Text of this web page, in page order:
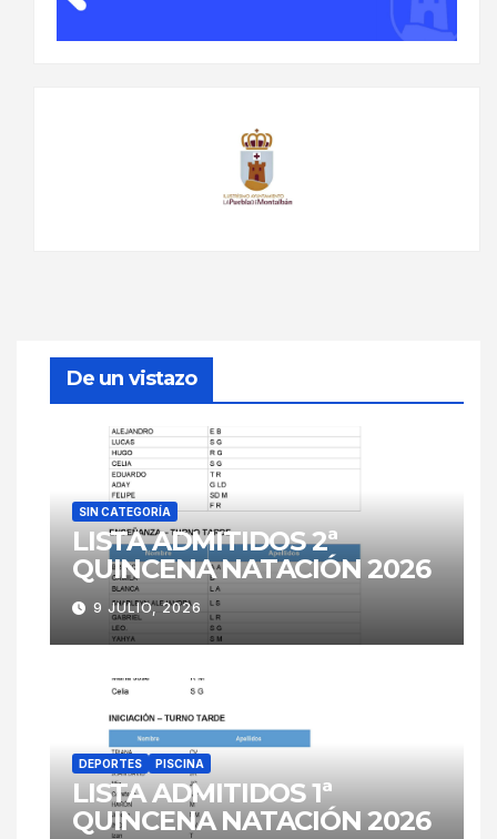
De un vistazo
SIN CATEGORÍA
LISTA ADMITIDOS 2ª
QUINCENA NATACIÓN 2026
9 JULIO, 2026
DEPORTES PISCINA
LISTA ADMITIDOS 1ª
QUINCENA NATACIÓN 2026